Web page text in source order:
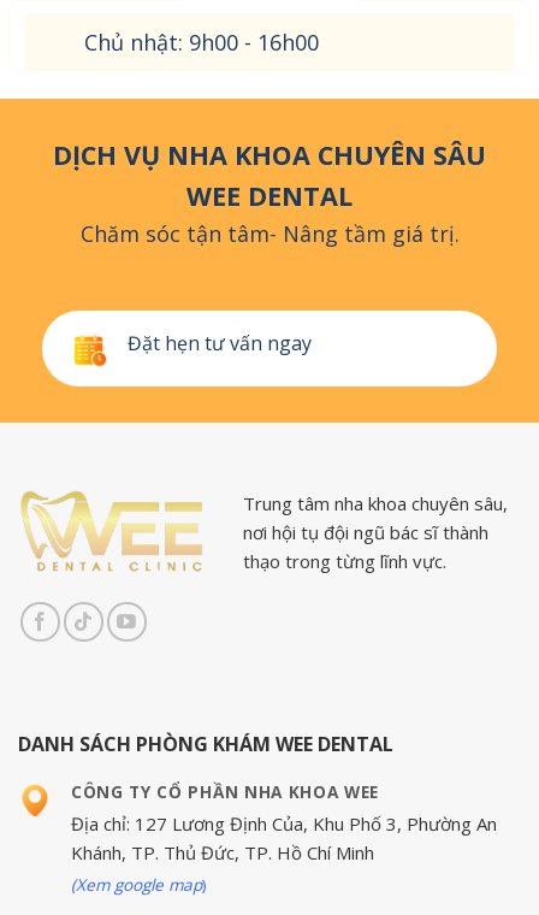
Chủ nhật: 9h00 - 16h00
DỊCH VỤ NHA KHOA CHUYÊN SÂU
WEE DENTAL
Chăm sóc tận tâm- Nâng tầm giá trị.
Đặt hẹn tư vấn ngay
Trung tâm nha khoa chuyên sâu,
nơi hội tụ đội ngũ bác sĩ thành
thạo trong từng lĩnh vực.
DANH SÁCH PHÒNG KHÁM WEE DENTAL
CÔNG TY CỔ PHẦN NHA KHOA WEE
Địa chỉ: 127 Lương Định Của, Khu Phố 3, Phường An
Khánh, TP. Thủ Đức, TP. Hồ Chí Minh
(Xem google map)